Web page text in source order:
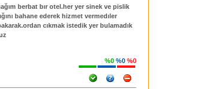
berbat bır otel.her yer sinek ve pislik
bahane ederek hizmet vermedıler
cıkmak istedik yer bulamadık
%0 %0 %0